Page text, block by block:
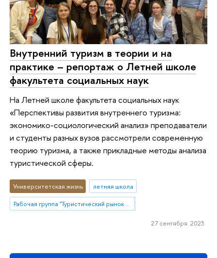
Внутренний туризм в теории и на
практике – репортаж о Летней школе
факультета социальных наук
На Летней школе факультета социальных наук
«Перспективы развития внутреннего туризма:
экономико-социологический анализ» преподаватели
и студенты разных вузов рассмотрели современную
теорию туризма, а также прикладные методы анализа
туристической сферы.
Университетская жизнь
летняя школа
Рабочая группа "Туристический рынок в меняющейся социальной реальности: направления развития, участники, методы изучения"
27 сентября 2023